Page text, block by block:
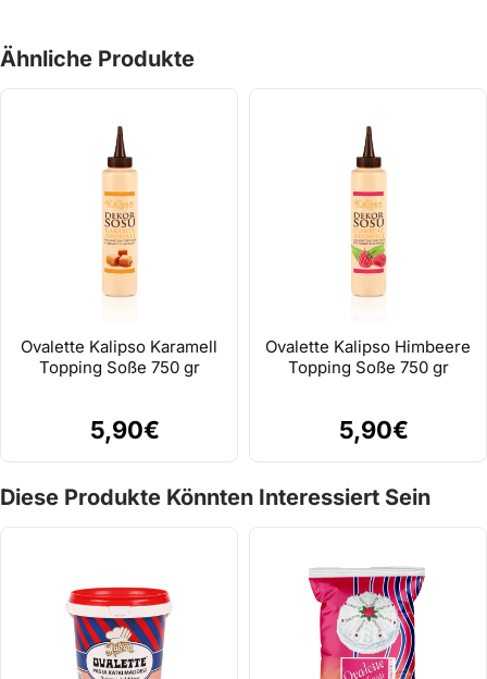
Lagerung :
Ähnliche Produkte
Ovalette Kalipso Karamell
Topping Soße 750 gr
5,90€
Ovalette Kalipso Himbeere
Topping Soße 750 gr
5,90€
Diese Produkte Könnten Interessiert Sein